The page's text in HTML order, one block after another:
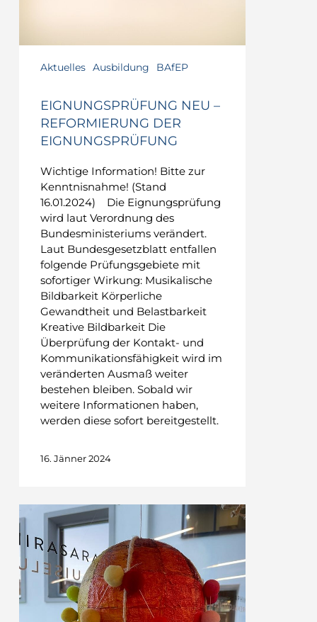
Aktuelles Ausbildung BAfEP
EIGNUNGSPRÜFUNG NEU –
REFORMIERUNG DER
EIGNUNGSPRÜFUNG
Wichtige Information! Bitte zur
Kenntnisnahme! (Stand
16.01.2024) Die Eignungsprüfung
wird laut Verordnung des
Bundesministeriums verändert.
Laut Bundesgesetzblatt entfallen
folgende Prüfungsgebiete mit
sofortiger Wirkung: Musikalische
Bildbarkeit Körperliche
Gewandtheit und Belastbarkeit
Kreative Bildbarkeit Die
Überprüfung der Kontakt- und
Kommunikationsfähigkeit wird im
veränderten Ausmaß weiter
bestehen bleiben. Sobald wir
weitere Informationen haben,
werden diese sofort bereitgestellt.
16. Jänner 2024